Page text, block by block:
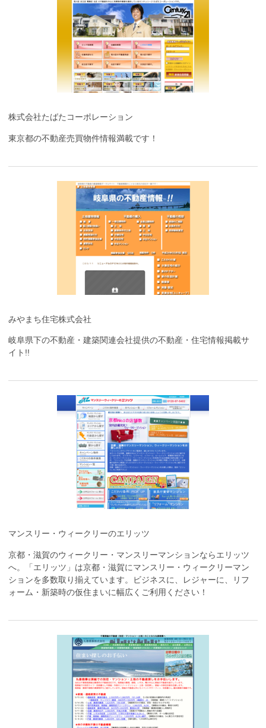
株式会社たばたコーポレーション
東京都の不動産売買物件情報満載です！
みやまち住宅株式会社
岐阜県下の不動産・建築関連会社提供の不動産・住宅情報掲載サ
イト!!
マンスリー・ウィークリーのエリッツ
京都・滋賀のウィークリー・マンスリーマンションならエリッツ
へ。「エリッツ」は京都・滋賀にマンスリー・ウィークリーマン
ションを多数取り揃えています。ビジネスに、レジャーに、リフ
ォーム・新築時の仮住まいに幅広くご利用ください！